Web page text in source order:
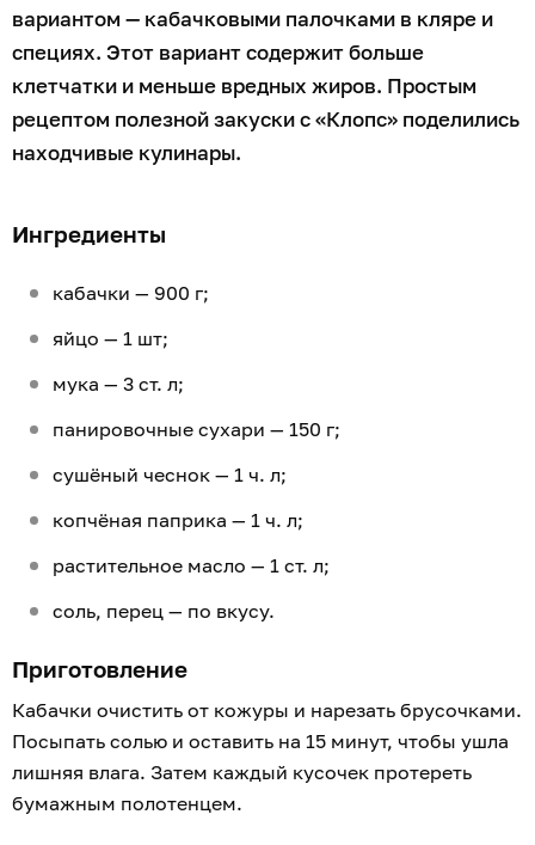
вариантом — кабачковыми палочками в кляре и
специях. Этот вариант содержит больше
клетчатки и меньше вредных жиров. Простым
рецептом полезной закуски с «Клопс» поделились
находчивые кулинары.
Ингредиенты
кабачки — 900 г;
яйцо — 1 шт;
мука — 3 ст. л;
панировочные сухари — 150 г;
сушёный чеснок — 1 ч. л;
копчёная паприка — 1 ч. л;
растительное масло — 1 ст. л;
соль, перец — по вкусу.
Приготовление
Кабачки очистить от кожуры и нарезать брусочками.
Посыпать солью и оставить на 15 минут, чтобы ушла
лишняя влага. Затем каждый кусочек протереть
бумажным полотенцем.